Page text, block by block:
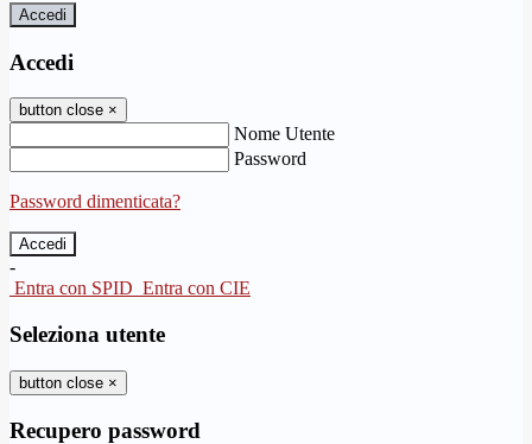
Accedi
Accedi
button close ×
Nome Utente
Password
Password dimenticata?
-
Entra con SPID Entra con CIE
Seleziona utente
button close ×
Recupero password